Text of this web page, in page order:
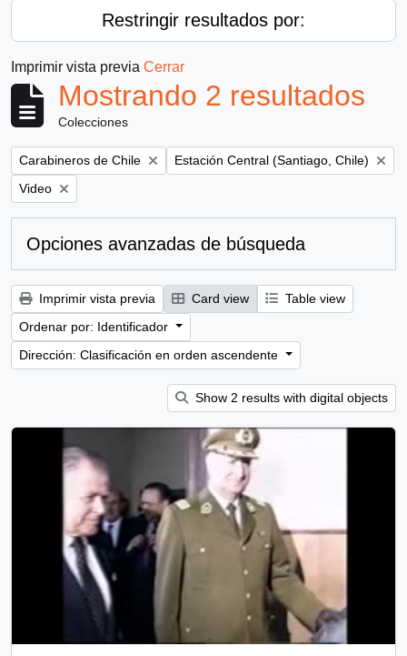
Restringir resultados por:
Imprimir vista previa Cerrar
Mostrando 2 resultados
Colecciones
Remove filter:
Carabineros de Chile Remove filter:
Estación Central (Santiago, Chile)
Remove filter:
Video
Opciones avanzadas de búsqueda
Imprimir vista previa Card view
Table view
Ordenar por: Identificador
Dirección: Clasificación en orden ascendente
Show 2 results with digital objects